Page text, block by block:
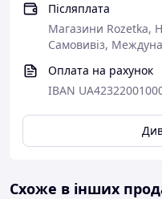
Післяплата
Магазини Rozetka,
Самовивіз,
Оплата на рахунок
IBAN
Схоже в інших